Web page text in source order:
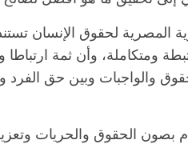
المصرية لحقوق الإنسان
ومتكاملة، وأن ثمة
والواجبات وبين حق
بصون الحقوق والحريات